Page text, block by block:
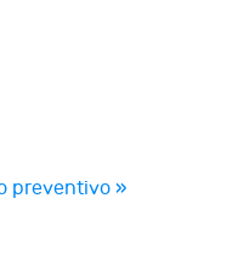
preventivo »